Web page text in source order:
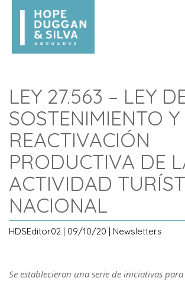
LEY 27.563 – LEY
SOSTENIMIENTO Y
REACTIVACIÓN
PRODUCTIVA DE
ACTIVIDAD
NACIONAL
HDSEditor02 | 09/10/20 | Newsletters
Se establecieron una serie de iniciativas